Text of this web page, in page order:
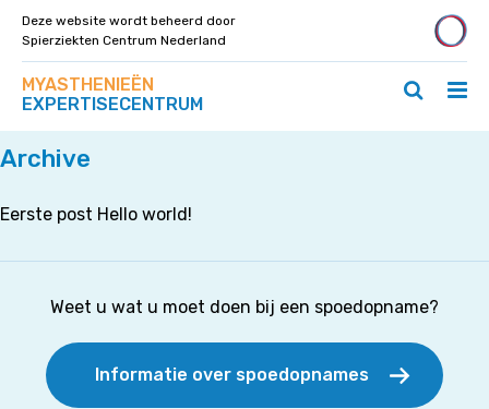
Deze website wordt beheerd door
Spierziekten Centrum Nederland
Navigeer
direct
naar
content
op
deze
site
MYASTHENIEËN
EXPERTISECENTRUM
/
Zoeken
/
Home » Uncategorized
Archive
Eerste post Hello world!
Weet u wat u moet doen bij een spoedopname?
Informatie over spoedopnames